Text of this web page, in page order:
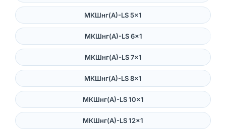
МКШнг(А)-LS 5×1
МКШнг(А)-LS 6×1
МКШнг(А)-LS 7×1
МКШнг(А)-LS 8×1
МКШнг(А)-LS 10×1
МКШнг(А)-LS 12×1